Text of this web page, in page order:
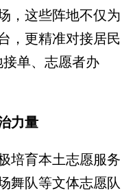
，这些阵地不仅为
，更精准对接居民
单、志愿者办
力量
育本土志愿服务
舞队等文体志愿队